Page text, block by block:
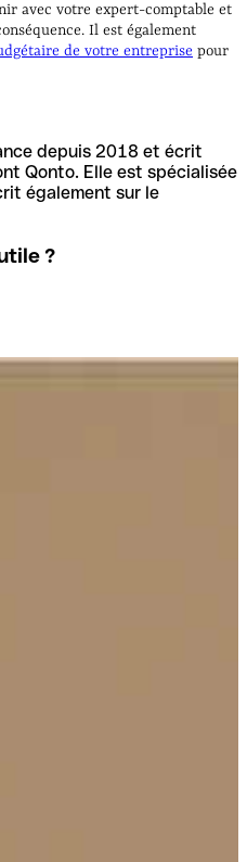
avec votre expert-comptable et
Il est également
de votre entreprise pour
depuis 2018 et écrit
Qonto. Elle est spécialisée
également sur le
?